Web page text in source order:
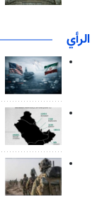
الرأي